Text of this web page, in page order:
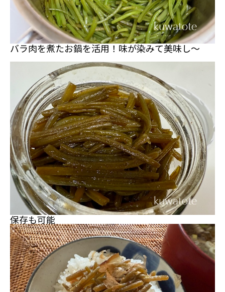
バラ肉を煮たお鍋を活用！味が染みて美味し～
保存も可能